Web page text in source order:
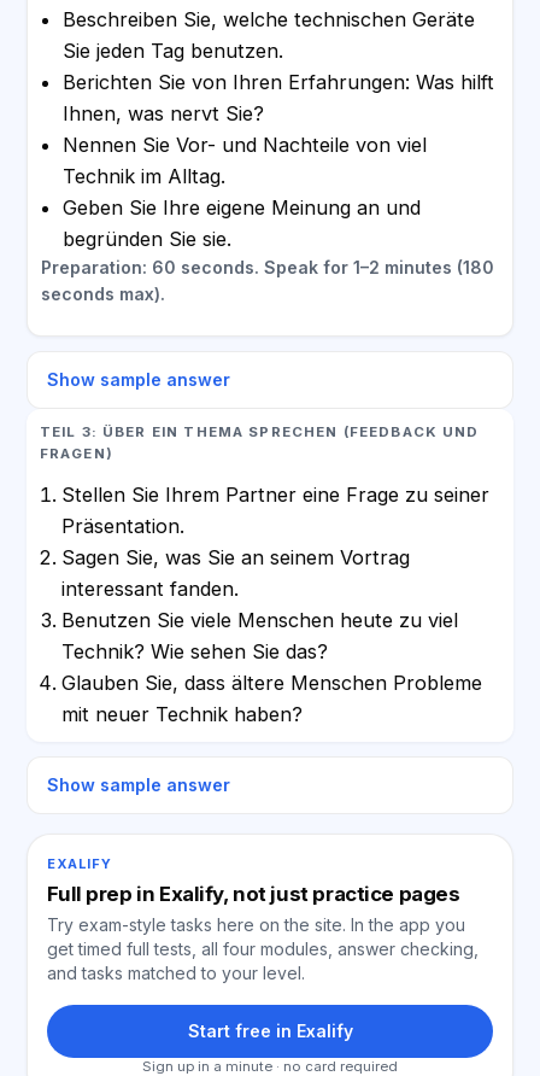
Beschreiben Sie, welche technischen Geräte
Sie jeden Tag benutzen.
Berichten Sie von Ihren Erfahrungen: Was hilft
Ihnen, was nervt Sie?
Nennen Sie Vor- und Nachteile von viel
Technik im Alltag.
Geben Sie Ihre eigene Meinung an und
begründen Sie sie.
Preparation: 60 seconds. Speak for 1–2 minutes (180
seconds max).
Show sample answer
TEIL 3: ÜBER EIN THEMA SPRECHEN (FEEDBACK UND
FRAGEN)
Stellen Sie Ihrem Partner eine Frage zu seiner
Präsentation.
Sagen Sie, was Sie an seinem Vortrag
interessant fanden.
Benutzen Sie viele Menschen heute zu viel
Technik? Wie sehen Sie das?
Glauben Sie, dass ältere Menschen Probleme
mit neuer Technik haben?
Show sample answer
EXALIFY
Full prep in Exalify, not just practice pages
Try exam-style tasks here on the site. In the app you
get timed full tests, all four modules, answer checking,
and tasks matched to your level.
Start free in Exalify
Sign up in a minute · no card required